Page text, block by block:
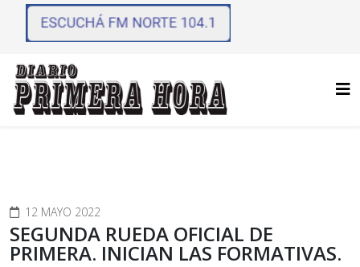
12 MAYO 2022
SEGUNDA RUEDA OFICIAL DE
PRIMERA. INICIAN LAS FORMATIVAS.